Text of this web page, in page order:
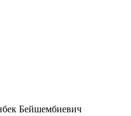
Бейшембиевич